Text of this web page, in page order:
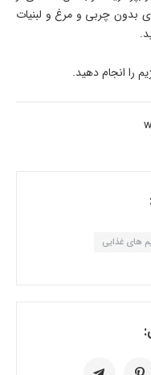
بدون چربی و مرغ و لبنیات
را انجام دهید.
های غذایی